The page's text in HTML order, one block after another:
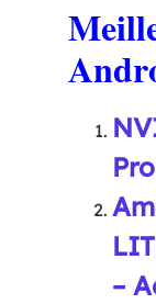
Pro
–